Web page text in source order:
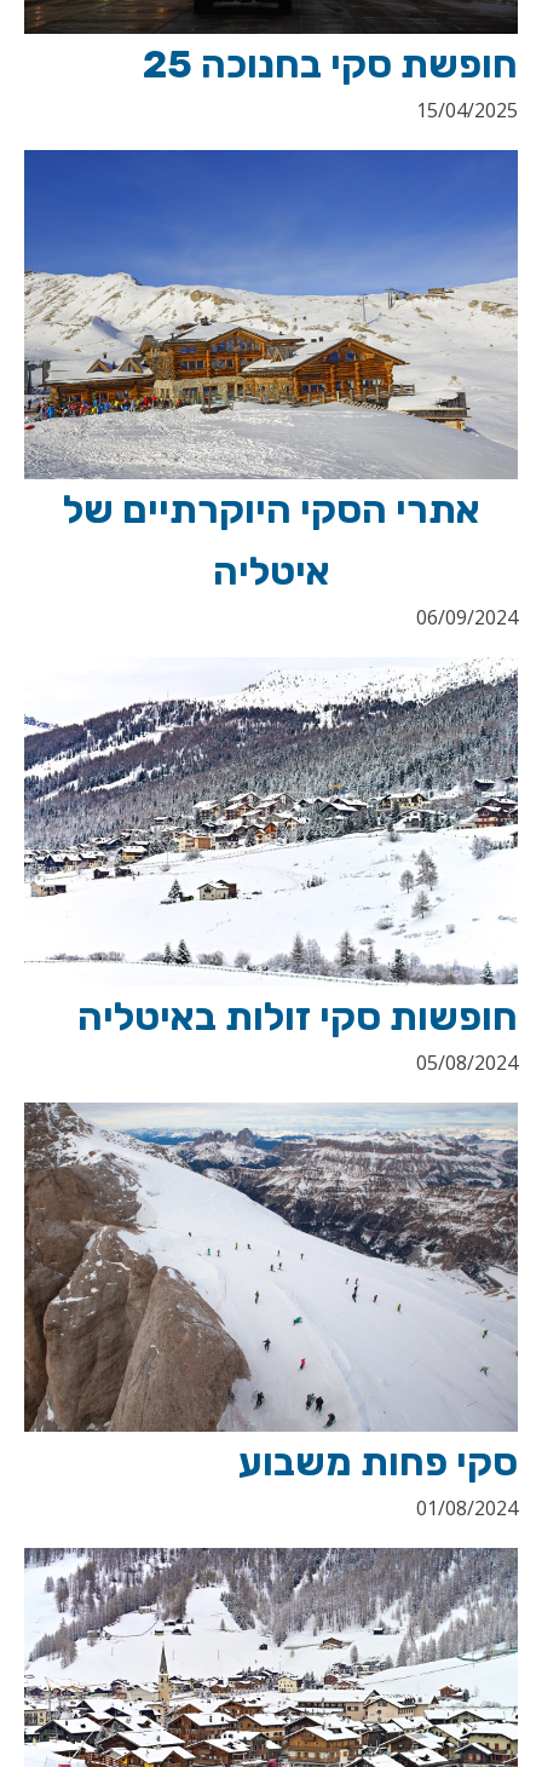
חופשת סקי בחנוכה 25
15/04/2025
אתרי הסקי היוקרתיים של
איטליה
06/09/2024
חופשות סקי זולות באיטליה
05/08/2024
סקי פחות משבוע
01/08/2024